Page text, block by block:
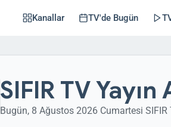
Kanallar TV'de Bugün
SIFIR TV Yayın
Bugün, 8 Ağustos 2026 Cumartesi SIFIR